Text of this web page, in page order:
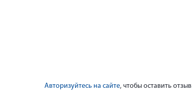
Авторизуйтесь на сайте, чтобы оставить отзыв